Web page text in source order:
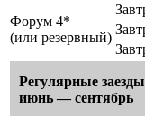
Форум 4*
(или резервный)
Регулярные заезды
июнь — сентябрь